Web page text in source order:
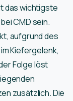
das wichtigste
CMD sein.
aufgrund des
Kiefergelenk,
Folge löst
zusätzlich. Die